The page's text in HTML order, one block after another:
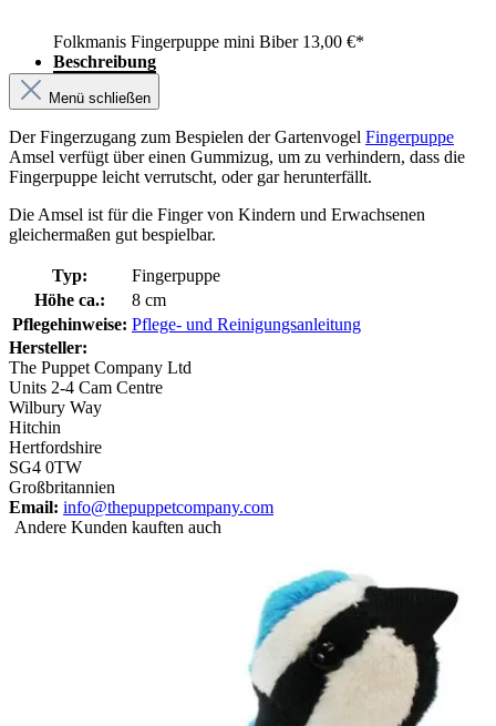
Folkmanis Fingerpuppe mini Biber 13,00 €*
Beschreibung
Menü schließen
Der Fingerzugang zum Bespielen der Gartenvogel Fingerpuppe
Amsel verfügt über einen Gummizug, um zu verhindern, dass die
Fingerpuppe leicht verrutscht, oder gar herunterfällt.
Die Amsel ist für die Finger von Kindern und Erwachsenen
gleichermaßen gut bespielbar.
Typ:
Fingerpuppe
Höhe ca.:
8 cm
Pflegehinweise: Pflege- und Reinigungsanleitung
Hersteller:
The Puppet Company Ltd
Units 2-4 Cam Centre
Wilbury Way
Hitchin
Hertfordshire
SG4 0TW
Großbritannien
Email: info@thepuppetcompany.com
Andere Kunden kauften auch